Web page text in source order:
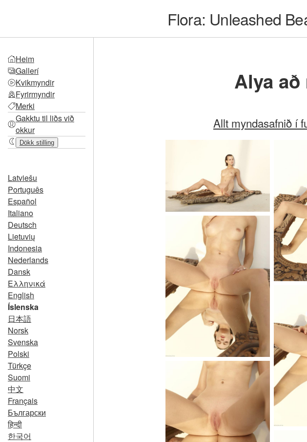
Flora: Unleashed
Heim
Gallerí
Kvikmyndir
Fyrirmyndir
Merki
Gakktu til liðs við
okkur
Dökk stilling
Latviešu
Português
Español
Italiano
Deutsch
Lietuvių
Indonesia
Nederlands
Dansk
Ελληνικά
English
Íslenska
日本語
Norsk
Svenska
Polski
Türkçe
Suomi
中文
Français
Български
हिन्दी
한국어
Alya að
Allt myndasafnið í